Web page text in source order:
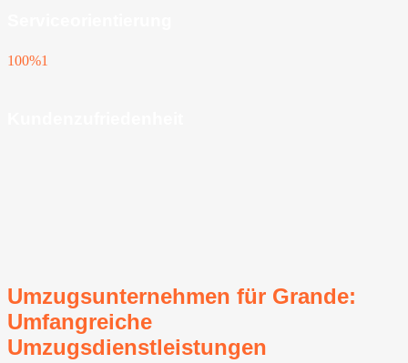
100%1
Umzugsunternehmen für Grande:
Umfangreiche
Umzugsdienstleistungen